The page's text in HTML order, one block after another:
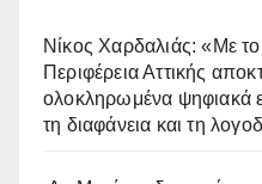
Νίκος Χαρδαλιάς: «Με
Περιφέρεια Αττικής
ολοκληρωμένα ψηφιακά
τη διαφάνεια και τη